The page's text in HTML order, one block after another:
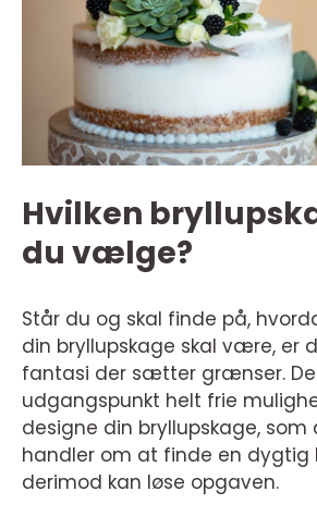
Hvilken
du vælge?
Står du og skal finde på,
din bryllupskage skal være, er
fantasi der sætter grænser.
udgangspunkt helt frie
designe din bryllupskage, som
handler om at finde en dygtig
derimod kan løse opgaven.